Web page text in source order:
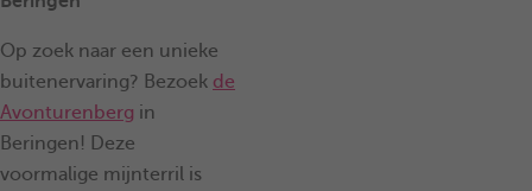
Op zoek naar een unieke
buitenervaring? Bezoek de
Avonturenberg in
Beringen! Deze
voormalige mijnterril is